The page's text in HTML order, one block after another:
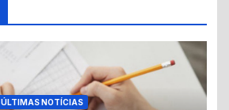
ÚLTIMAS NOTÍCIAS